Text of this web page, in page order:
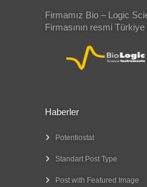
Firmamız Bio – Logic
Firmasının resmi
Haberler
Potentiostat
Standart Post Type
Post with Featured Image